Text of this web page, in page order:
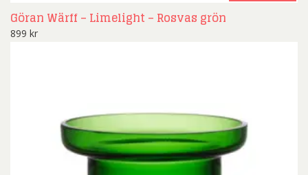
Göran Wärff – Limelight – Rosvas grön
899 kr